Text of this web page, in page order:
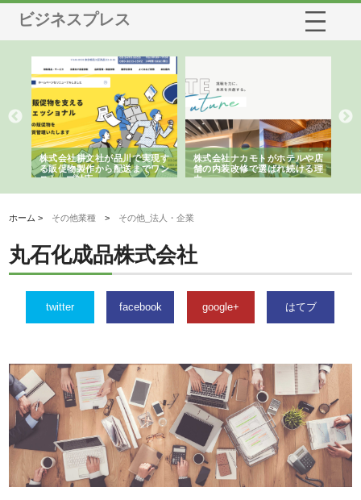
ビジネスプレス
株式会社耕文社が品川で実現す
る販促物製作から配送までワン
ストップ対応
株式会社ナカモトがホテルや店
舗の内装改修で選ばれ続ける理
由
ホーム > その他業種 > その他_法人・企業
丸石化成品株式会社
twitter facebook google+ はてブ